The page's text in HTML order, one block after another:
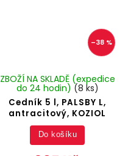
–38 %
Cedník 5 l, PALSBY L,
antracitový, KOZIOL
ZBOŽÍ NA SKLADĚ (expedice
do 24 hodin) (8 ks)
Do košíku